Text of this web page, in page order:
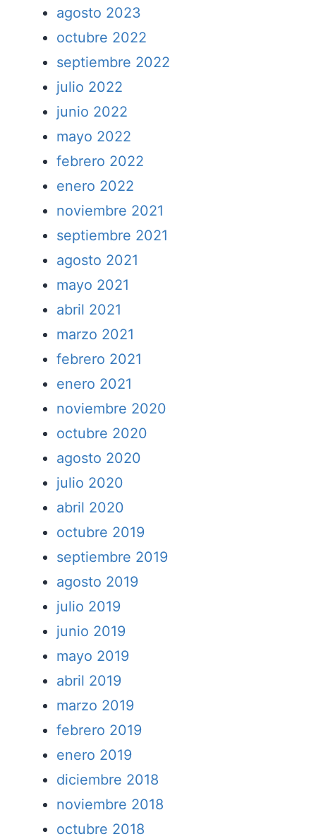
agosto 2023
octubre 2022
septiembre 2022
julio 2022
junio 2022
mayo 2022
febrero 2022
enero 2022
noviembre 2021
septiembre 2021
agosto 2021
mayo 2021
abril 2021
marzo 2021
febrero 2021
enero 2021
noviembre 2020
octubre 2020
agosto 2020
julio 2020
abril 2020
octubre 2019
septiembre 2019
agosto 2019
julio 2019
junio 2019
mayo 2019
abril 2019
marzo 2019
febrero 2019
enero 2019
diciembre 2018
noviembre 2018
octubre 2018